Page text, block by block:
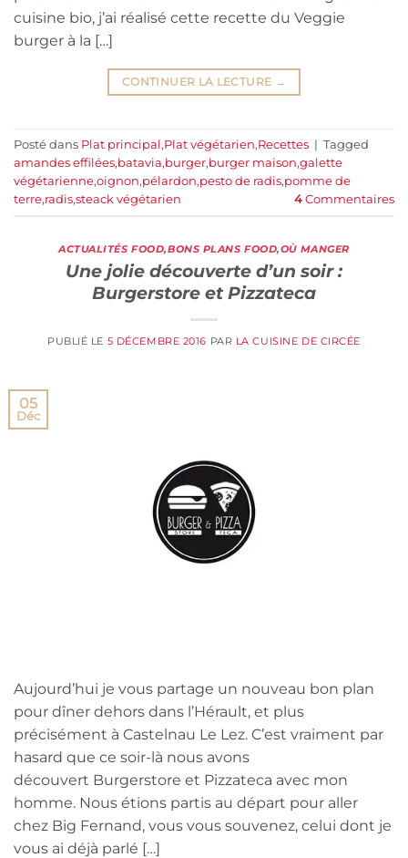
cuisine bio, j’ai réalisé cette recette du Veggie
burger à la […]
CONTINUER LA LECTURE →
Posté dans Plat principal ,Plat végétarien,Recettes | Tagged
amandes effilées,batavia,burger,burger maison,galette
végétarienne,oignon,pélardon,pesto de radis,pomme de
terre,radis,steack végétarien 4 Commentaires
ACTUALITÉS FOOD,BONS PLANS FOOD,OÙ MANGER
Une jolie découverte d’un soir :
Burgerstore et Pizzateca
PUBLIÉ LE 5 DÉCEMBRE 2016 PAR LA CUISINE DE CIRCÉE
05
Déc
Aujourd’hui je vous partage un nouveau bon plan
pour dîner dehors dans l’Hérault, et plus
précisément à Castelnau Le Lez. C’est vraiment par
hasard que ce soir-là nous avons
découvert Burgerstore et Pizzateca avec mon
homme. Nous étions partis au départ pour aller
chez Big Fernand, vous vous souvenez, celui dont je
vous ai déjà parlé […]